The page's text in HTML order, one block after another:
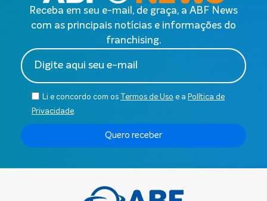
Receba em seu e-mail, de graça, a ABF News
com as principais notícias e informações do
franchising.
Li e concordo com os Termos de Uso e a Política de
Privacidade.
Quero receber